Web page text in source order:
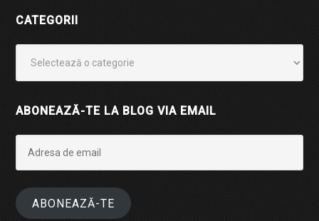
CATEGORII
ABONEAZĂ-TE LA BLOG VIA EMAIL
email
ABONEAZĂ-TE